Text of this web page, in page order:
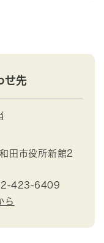
せ先
田市役所新館2
423-6409
ら